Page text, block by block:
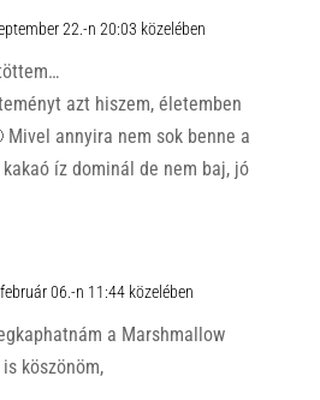
22.-n 20:03 közelében
azt hiszem, életemben
Mivel annyira nem sok benne a
íz dominál de nem baj, jó
06.-n 11:44 közelében
a Marshmallow
köszönöm,